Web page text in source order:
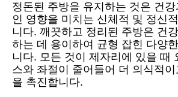
정돈된 주방을 유지하는 것은 건
인 영향을 미치는 신체적 및 정신
니다. 깨끗하고 정리된 주방은 건
하는 데 용이하여 균형 잡힌 다양
니다. 모든 것이 제자리에 있을 때
스와 좌절이 줄어들어 더 의식적
을 촉진합니다.